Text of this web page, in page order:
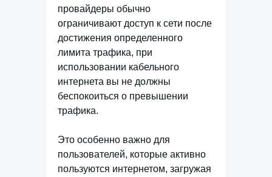
провайдеры обычно
ограничивают доступ к сети после
достижения определенного
лимита трафика, при
использовании кабельного
интернета вы не должны
беспокоиться о превышении
трафика.
Это особенно важно для
пользователей, которые активно
пользуются интернетом, загружая